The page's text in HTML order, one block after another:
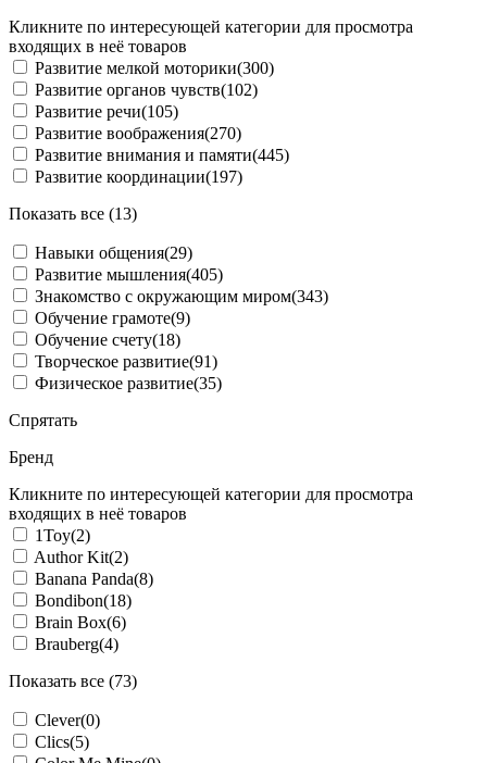
Кликните по интересующей категории для просмотра
входящих в неё товаров
Развитие мелкой моторики(300)
Развитие органов чувств(102)
Развитие речи(105)
Развитие воображения(270)
Развитие внимания и памяти(445)
Развитие координации(197)
Показать все (13)
Навыки общения(29)
Развитие мышления(405)
Знакомство с окружающим миром(343)
Обучение грамоте(9)
Обучение счету(18)
Творческое развитие(91)
Физическое развитие(35)
Спрятать
Бренд
Кликните по интересующей категории для просмотра
входящих в неё товаров
1Toy(2)
Author Kit(2)
Banana Panda(8)
Bondibon(18)
Brain Box(6)
Brauberg(4)
Показать все (73)
Clever(0)
Clics(5)